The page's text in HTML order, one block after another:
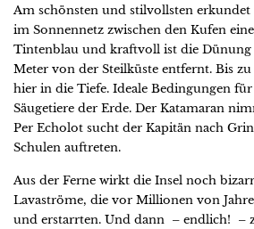
Am schönsten und stilvollsten erkundet
im Sonnennetz zwischen den Kufen
Tintenblau und kraftvoll ist die
Meter von der Steilküste entfernt. Bis zu
hier in die Tiefe. Ideale Bedingungen
Säugetiere der Erde. Der Katamaran
Per Echolot sucht der Kapitän nach
Schulen auftreten.
Aus der Ferne wirkt die Insel noch
Lavaströme, die vor Millionen von
und erstarrten. Und dann – endlich! –